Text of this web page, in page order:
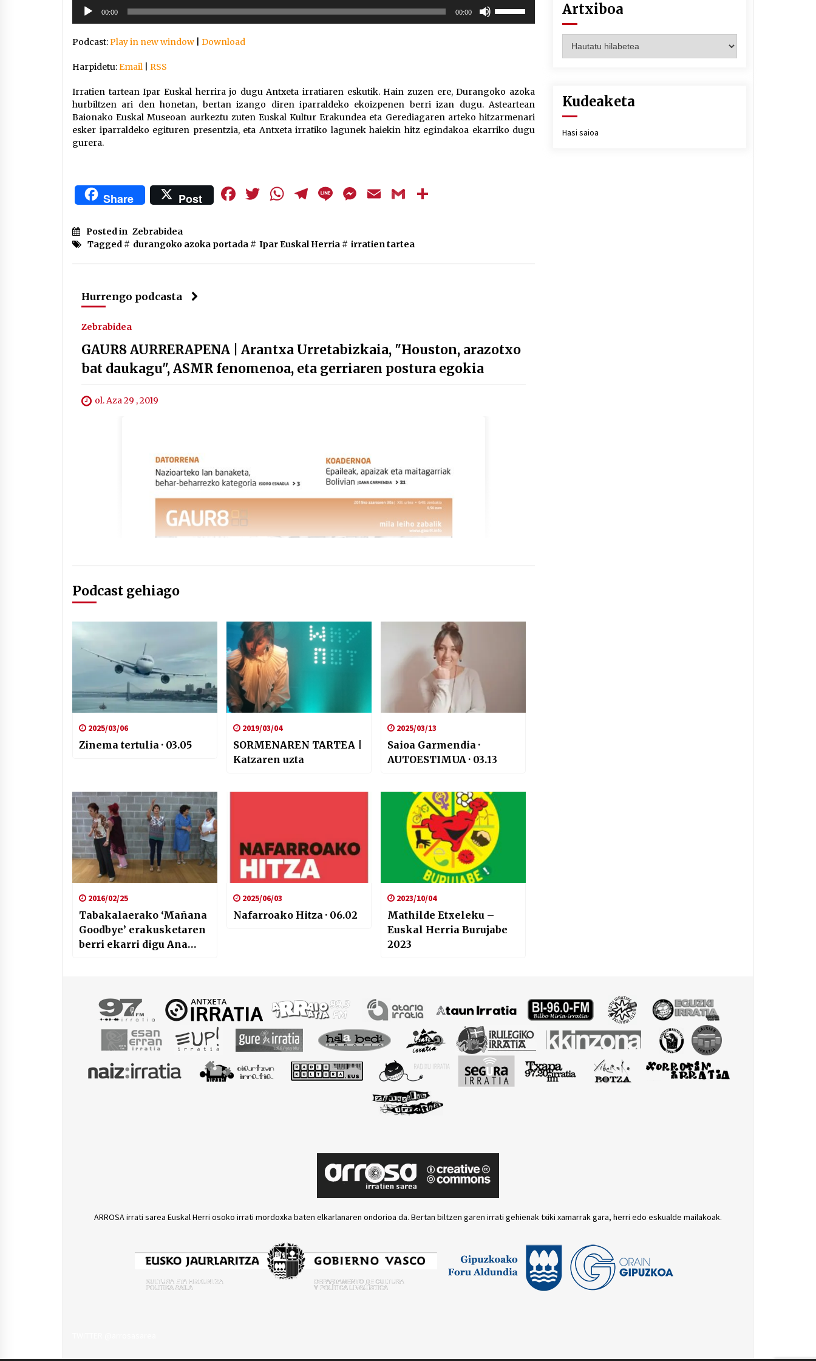
Soinu
erreproduzigailua
00:00 00:00
jaisteko.
Podcast:Play in new window Download
Harpidetu:Email RSS
Irratien tartean Ipar Euskal herrira jo dugu Antxeta irratiaren eskutik. Hain zuzen ere, Durangoko azoka
hurbiltzen ari den honetan, bertan izango diren iparraldeko ekoizpenen berri izan dugu. Asteartean
Baionako Euskal Museoan aurkeztu zuten Euskal Kultur Erakundea eta Gerediagaren arteko hitzarmenari
esker iparraldeko egituren presentzia, eta Antxeta irratiko lagunek haiekin hitz egindakoa ekarriko dugu
gurera.
Share Post Facebook
Twitter
WhatsApp
Telegram
LineMessenger
EmailGmail
Posted in Zebrabidea
Tagged # durangoko azoka portada # Ipar Euskal Herria # irratien tartea
Hurrengo podcasta
Zebrabidea
GAUR8 AURRERAPENA | Arantxa Urretabizkaia, "Houston, arazotxo
bat daukagu", ASMR fenomenoa, eta gerriaren postura egokia
ol. Aza 29 , 2019
Podcast gehiago
2025/03/06
Zinema tertulia · 03.05
2019/03/04
SORMENAREN TARTEA |
Katzaren uzta
2025/03/13
Saioa Garmendia ·
AUTOESTIMUA · 03.13
2016/02/25
Tabakalaerako ‘Mañana
Goodbye’ erakusketaren
berri ekarri digu Ana
2025/06/03
Nafarroako Hitza · 06.02
2023/10/04
Mathilde Etxeleku –
Euskal Herria Burujabe
2023
Artxiboa
Kudeaketa
Hasi saioa
ARROSA irrati sarea Euskal Herri osoko irrati mordoxka baten elkarlanaren ondorioa da. Bertan biltzen garen irrati gehienak txiki xamarrak gara, herri edo eskualde mailakoak.